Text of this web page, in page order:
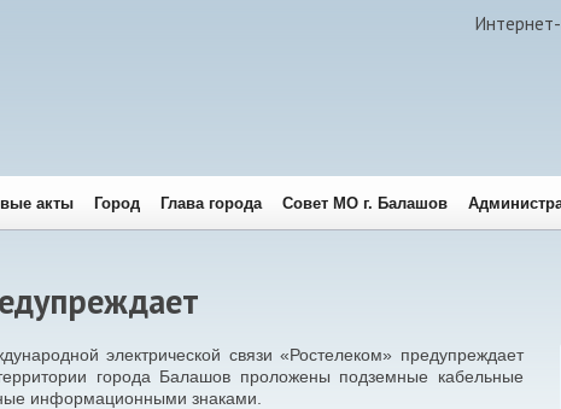
акты Город Глава города Совет МО г. Балашов
электрической связи «Ростелеком» предупреждает
города Балашов проложены подземные кабельные
информационными знаками.